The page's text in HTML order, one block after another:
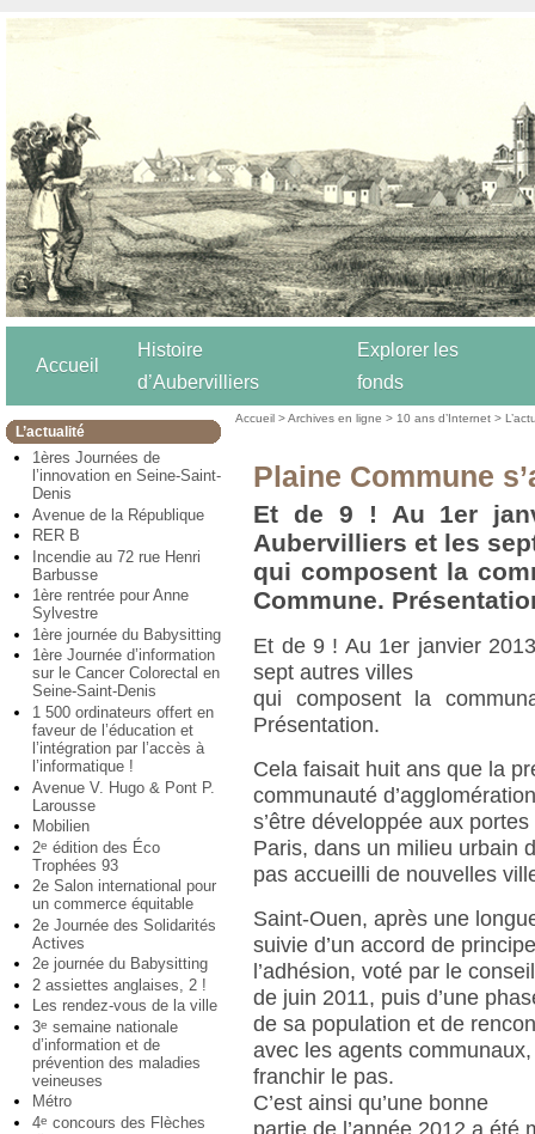
Accueil
Histoire
d’Aubervilliers
Explorer les
fonds
L’actualité
1ères Journées de
l’innovation en Seine-Saint-
Denis
Avenue de la République
RER B
Incendie au 72 rue Henri
Barbusse
1ère rentrée pour Anne
Sylvestre
1ère journée du Babysitting
1ère Journée d’information
sur le Cancer Colorectal en
Seine-Saint-Denis
1 500 ordinateurs offert en
faveur de l’éducation et
l’intégration par l’accès à
l’informatique !
Avenue V. Hugo & Pont P.
Larousse
Mobilien
2e édition des Éco
Trophées 93
2e Salon international pour
un commerce équitable
2e Journée des Solidarités
Actives
2e journée du Babysitting
2 assiettes anglaises, 2 !
Les rendez-vous de la ville
3e semaine nationale
d’information et de
prévention des maladies
veineuses
Métro
4e concours des Flèches
Accueil >Archives en ligne > 10 ans d’Internet >
Plaine Commune
Et de 9 ! Au 1er
Aubervilliers et les
qui composent la
Commune.
Et de 9 ! Au 1er janvier
sept autres villes
qui composent la
Présentation.
Cela faisait huit ans que la
communauté
s’être développée aux portes
Paris, dans un milieu urbain
pas accueilli de nouvelles
Saint-Ouen, après une
suivie d’un accord de
l’adhésion, voté par le
de juin 2011, puis d’une
de sa population et de
avec les agents
franchir le pas.
C’est ainsi qu’une bonne